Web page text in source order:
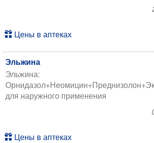
Цены в аптеках
Эльжина
Эльжина:
для наружного применения
Цены в аптеках